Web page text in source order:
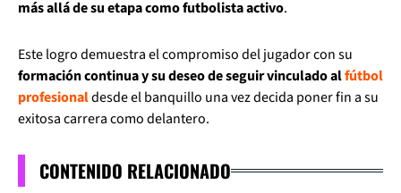
más allá de su etapa como futbolista activo.
Este logro demuestra el compromiso del jugador con su
formación continua y su deseo de seguir vinculado alfútbol
profesionaldesde el banquillo una vez decida poner fin a su
exitosa carrera como delantero.
CONTENIDO RELACIONADO